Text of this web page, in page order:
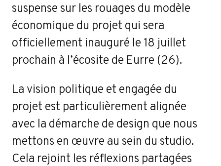
suspense sur les rouages du modèle
économique du projet qui sera
officiellement inauguré le 18 juillet
prochain à l’écosite de Eurre (26).
La vision politique et engagée du
projet est particulièrement alignée
avec la démarche de design que nous
mettons en œuvre au sein du studio.
Cela rejoint les réflexions partagées